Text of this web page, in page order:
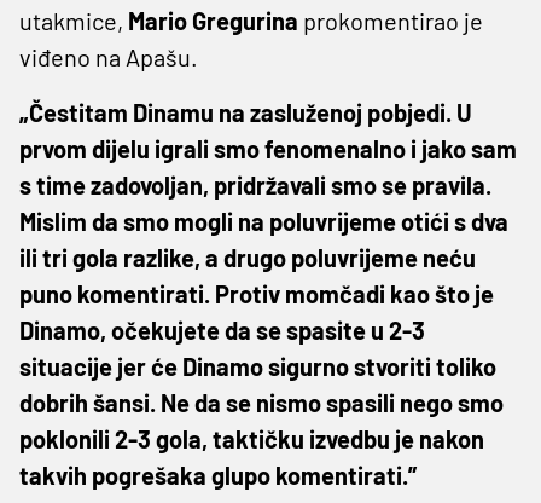
utakmice, Mario Gregurina prokomentirao je
viđeno na Apašu.
„Čestitam Dinamu na zasluženoj pobjedi. U
prvom dijelu igrali smo fenomenalno i jako sam
s time zadovoljan, pridržavali smo se pravila.
Mislim da smo mogli na poluvrijeme otići s dva
ili tri gola razlike, a drugo poluvrijeme neću
puno komentirati. Protiv momčadi kao što je
Dinamo, očekujete da se spasite u 2-3
situacije jer će Dinamo sigurno stvoriti toliko
dobrih šansi. Ne da se nismo spasili nego smo
poklonili 2-3 gola, taktičku izvedbu je nakon
takvih pogrešaka glupo komentirati.”